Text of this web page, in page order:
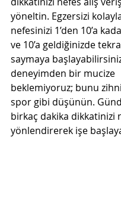
yöneltin. Egzersizi
nefesinizi 1’den 10’a
ve 10’a geldiğinizde
saymaya
deneyimden bir mucize
beklemiyoruz; bunu
spor gibi düşünün.
birkaç dakika dikkatinizi
yönlendirerek işe